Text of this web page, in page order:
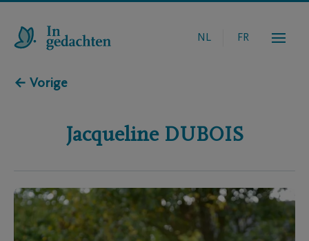
NL FR
← Vorige
Jacqueline DUBOIS